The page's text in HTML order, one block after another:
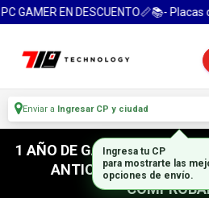
GAMER EN DESCUENTO📏📚- Placas
Enviar a Ingresar CP y ciudad
1 AÑO DE GARANTIA! /
ANTICIPACION / NO
Ingresa tu CP
para mostrarte las
opciones de envío.